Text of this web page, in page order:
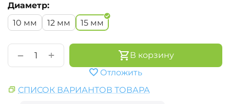
Диаметр:
10 мм
12 мм 15 мм
+
−
В корзину
Отложить
СПИСОК ВАРИАНТОВ ТОВАРА